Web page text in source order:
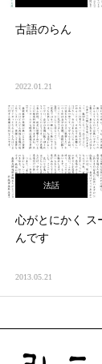
古語のらん
2022.01.21
法話
心がとにかく ス
んです
2013.05.21